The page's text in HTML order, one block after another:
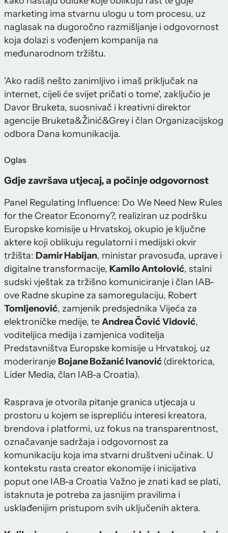
marketing ima stvarnu ulogu u tom procesu, uz
naglasak na dugoročno razmišljanje i odgovornost
koja dolazi s vođenjem kompanija na
međunarodnom tržištu.
'Ako radiš nešto zanimljivo i imaš priključak na
internet, cijeli će svijet pričati o tome', zaključio je
Davor Bruketa, suosnivač i kreativni direktor
agencije Bruketa&Žinić&Grey i član Organizacijskog
odbora Dana komunikacija.
Oglas
Gdje završava utjecaj, a počinje odgovornost
Panel Regulating Influence: Do We Need New Rules
for the Creator Economy?, realiziran uz podršku
Europske komisije u Hrvatskoj, okupio je ključne
aktere koji oblikuju regulatorni i medijski okvir
tržišta: Damir Habijan, ministar pravosuđa, uprave i
digitalne transformacije, Kamilo Antolović, stalni
sudski vještak za tržišno komuniciranje i član IAB-
ove Radne skupine za samoregulaciju, Robert
Tomljenović, zamjenik predsjednika Vijeća za
elektroničke medije, teAndrea ČovićVidović,
voditeljica medija i zamjenica voditelja
Predstavništva Europske komisije u Hrvatskoj, uz
moderiranje Bojane Božanić Ivanović(direktorica,
Lider Media, član IAB-a Croatia).
Rasprava je otvorila pitanje granica utjecaja u
prostoru u kojem se isprepliću interesi kreatora,
brendova i platformi, uz fokus na transparentnost,
označavanje sadržaja i odgovornost za
komunikaciju koja ima stvarni društveni učinak. U
kontekstu rasta creator ekonomije i inicijativa
poput one IAB-a Croatia Važno je znati kad se plati,
istaknuta je potreba za jasnijim pravilima i
usklađenijim pristupom svih uključenih aktera.